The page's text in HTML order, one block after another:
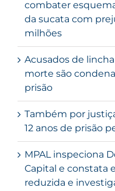
combater
da sucata com
milhões
Acusados de
morte são
prisão
Também por
12 anos de prisão
MPAL inspeciona
Capital e constata
reduzida e